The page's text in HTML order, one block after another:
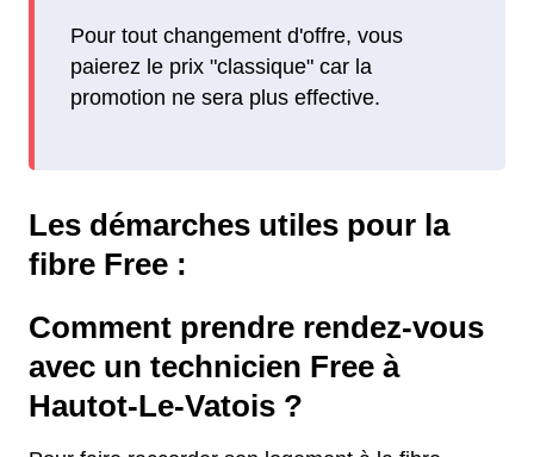
Pour tout changement d'offre, vous
paierez le prix "classique" car la
promotion ne sera plus effective.
Les démarches utiles pour la
fibre Free :
Comment prendre rendez-vous
avec un technicien Free à
Hautot-Le-Vatois ?